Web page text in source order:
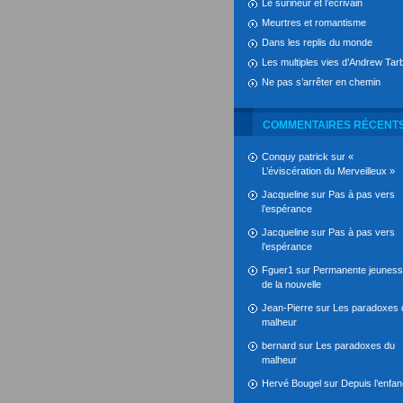
Le surineur et l’écrivain
Meurtres et romantisme
Dans les replis du monde
Les multiples vies d’Andrew
Ne pas s’arrêter en chemin
COMMENTAIRES
Conquy patrick sur «
L’éviscération du Merveilleux »
Jacqueline sur Pas à pas vers
l’espérance
Jacqueline sur Pas à pas vers
l’espérance
Fguer1 sur Permanente
de la nouvelle
Jean-Pierre sur Les paradoxes
malheur
bernard sur Les paradoxes du
malheur
Hervé Bougel sur Depuis